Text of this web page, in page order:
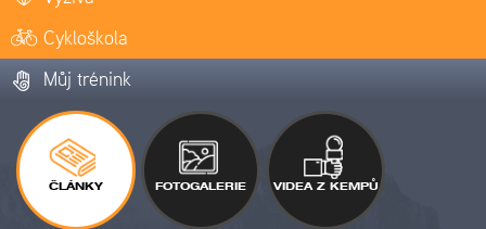
Cykloškola
Můj trénink
ČLÁNKY FOTOGALERIE VIDEA Z KEMPŮ